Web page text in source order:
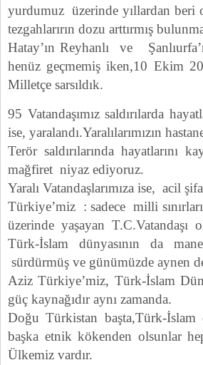
yurdumuz üzerinde yıllardan
tezgahlarırın dozu arttırmış
Hatay’ın Reyhanlı ve
henüz geçmemiş iken,10 Ekim
Milletçe sarsıldık.
95 Vatandaşımız saldırılarda
ise, yaralandı.Yaralılarımızın
Terör saldırılarında hayatlarını
mağfiret niyaz ediyoruz.
Yaralı Vatandaşlarımıza ise, acil
Türkiye’miz : sadece milli
üzerinde yaşayan T.C.Vatandaşı
Türk-İslam dünyasının da
sürdürmüş ve günümüzde aynen
Aziz Türkiye’miz, Türk-İslam
güç kaynağıdır aynı zamanda.
Doğu Türkistan başta,Türk-İslam
başka etnik kökenden olsunlar
Ülkemiz vardır.